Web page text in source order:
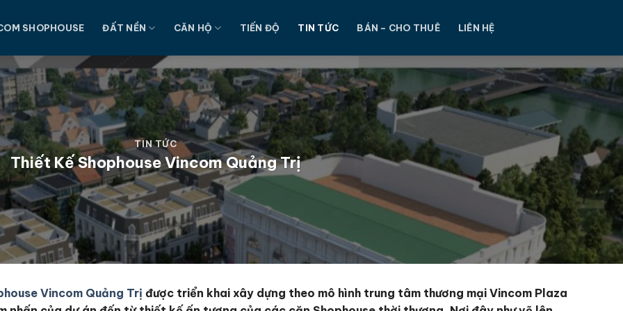
SHOPHOUSE ĐẤT NỀN CĂN HỘ TIẾN ĐỘ TIN TỨC BÁN – CHO THUÊ LIÊN HỆ
TIN TỨC
Thiết Kế Shophouse Vincom Quảng Trị
Vincom Quảng Trị được triển khai xây dựng theo mô hình trung tâm thương mại Vincom Plaza